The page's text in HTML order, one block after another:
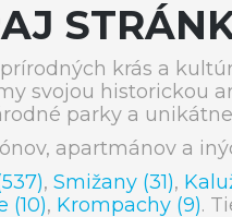
krás a
svojou historickou
parky a
apartmánov a
, Smižany (31),
(10), Krompachy (9).